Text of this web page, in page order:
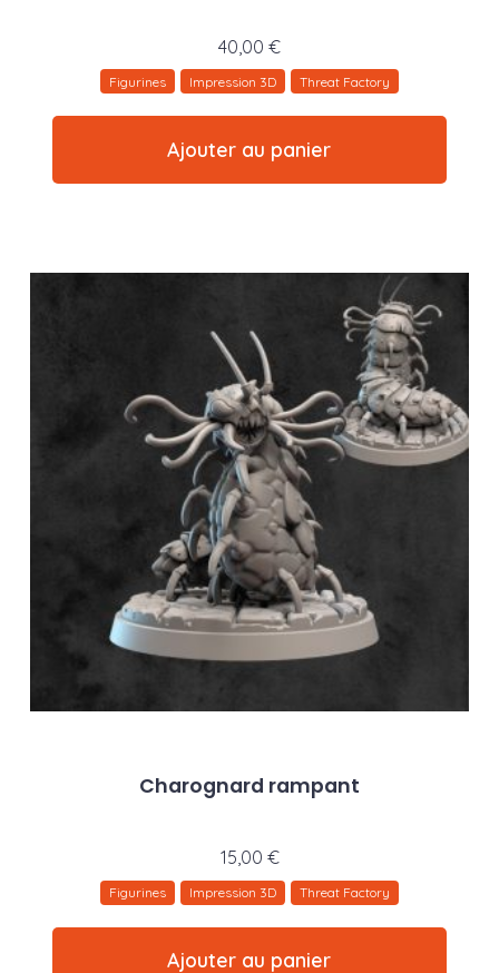
40,00 €
Figurines Impression 3D Threat Factory
Ajouter au panier
Charognard rampant
15,00 €
Figurines Impression 3D Threat Factory
Ajouter au panier